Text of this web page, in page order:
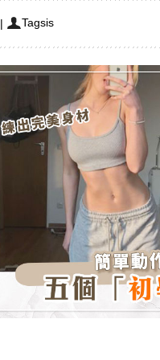
| Tagsis